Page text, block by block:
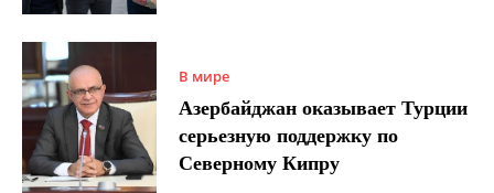
В мире
Азербайджан оказывает Турции
серьезную поддержку по
Северному Кипру